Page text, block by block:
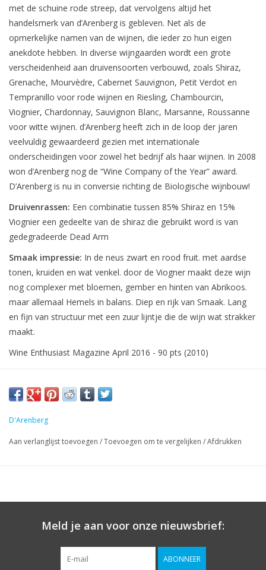
met de schuine rode streep, dat vervolgens altijd het
handelsmerk van d’Arenberg is gebleven. Net als de
opmerkelijke namen van de wijnen, die ieder zo hun eigen
anekdote hebben. In diverse wijngaarden wordt een grote
verscheidenheid aan druivensoorten verbouwd, zoals Shiraz,
Grenache, Mourvèdre, Cabernet Sauvignon, Petit Verdot en
Tempranillo voor rode wijnen en Riesling, Chambourcin,
Viognier, Chardonnay, Sauvignon Blanc, Marsanne, Roussanne
voor witte wijnen. d’Arenberg heeft zich in de loop der jaren
veelvuldig gewaardeerd gezien met internationale
onderscheidingen voor zowel het bedrijf als haar wijnen. In 2008
won d’Arenberg nog de “Wine Company of the Year” award.
D’Arenberg is nu in conversie richting de Biologische wijnbouw!
Druivenrassen: Een combinatie tussen 85% Shiraz en 15%
Viognier een gedeelte van de shiraz die gebruikt word is van
gedegradeerde Dead Arm
Smaak impressie: In de neus zwart en rood fruit. met aardse
tonen, kruiden en wat venkel. door de Viogner maakt deze wijn
nog complexer met bloemen, gember en hinten van Abrikoos.
maar allemaal Hemels in balans. Diep en rijk van Smaak. Lang
en fijn van structuur met een zuur lijntje die de wijn wat strakker
maakt.
Wine Enthusiast Magazine April 2016 - 90 pts (2010)
D'Arenberg
Aan verlanglijst toevoegen /Toevoegen om te vergelijken /Afdrukken
Meld je aan voor onze nieuwsbrief:
ABONNEER